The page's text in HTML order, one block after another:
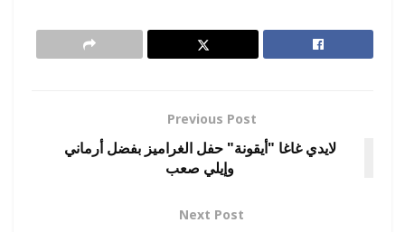
Previous Post
لايدي غاغا "أيقونة" حفل الغراميز بفضل أرماني
وإيلي صعب
Next Post